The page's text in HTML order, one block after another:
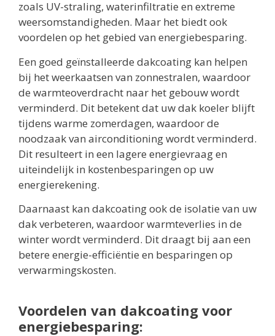
zoals UV-straling, waterinfiltratie en extreme
weersomstandigheden. Maar het biedt ook
voordelen op het gebied van energiebesparing.
Een goed geïnstalleerde dakcoating kan helpen
bij het weerkaatsen van zonnestralen, waardoor
de warmteoverdracht naar het gebouw wordt
verminderd. Dit betekent dat uw dak koeler blijft
tijdens warme zomerdagen, waardoor de
noodzaak van airconditioning wordt verminderd.
Dit resulteert in een lagere energievraag en
uiteindelijk in kostenbesparingen op uw
energierekening.
Daarnaast kan dakcoating ook de isolatie van uw
dak verbeteren, waardoor warmteverlies in de
winter wordt verminderd. Dit draagt bij aan een
betere energie-efficiëntie en besparingen op
verwarmingskosten.
Voordelen van dakcoating voor
energiebesparing: